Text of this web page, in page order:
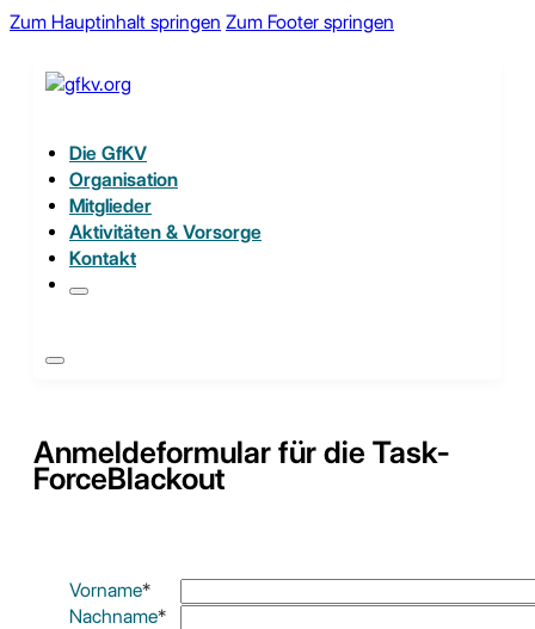
Zum Hauptinhalt springen Zum Footer springen
Die GfKV
Organisation
Mitglieder
Aktivitäten & Vorsorge
Kontakt
Anmeldeformular für die Task-
ForceBlackout
Vorname*
Nachname*